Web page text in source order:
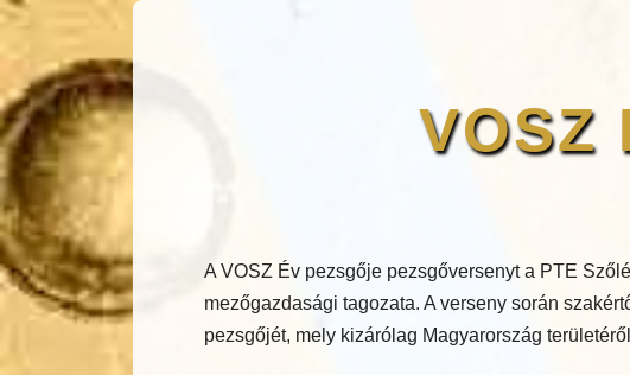
VOSZ
A VOSZ Év pezsgője pezsgőversenyt a PTE
mezőgazdasági tagozata. A verseny során
pezsgőjét, mely kizárólag Magyarország